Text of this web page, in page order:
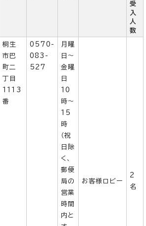
受
入
人
数
桐生
市巴
町二
丁目
1113
番
0570-
083-
527
月曜
日～
金曜
日
10
時～
15
時
（祝
日除
く、
郵便
局の
営業
時間
内と
お客様ロビー
2
名